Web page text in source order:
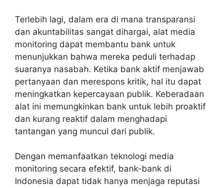
Terlebih lagi, dalam era di mana transparansi
dan akuntabilitas sangat dihargai, alat media
monitoring dapat membantu bank untuk
menunjukkan bahwa mereka peduli terhadap
suaranya nasabah. Ketika bank aktif menjawab
pertanyaan dan merespons kritik, hal itu dapat
meningkatkan kepercayaan publik. Keberadaan
alat ini memungkinkan bank untuk lebih proaktif
dan kurang reaktif dalam menghadapi
tantangan yang muncul dari publik.
Dengan memanfaatkan teknologi media
monitoring secara efektif, bank-bank di
Indonesia dapat tidak hanya menjaga reputasi